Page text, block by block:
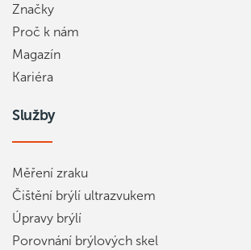
Značky
Proč k nám
Magazín
Kariéra
Služby
Měření zraku
Čištění brýlí ultrazvukem
Úpravy brýlí
Porovnání brýlových skel